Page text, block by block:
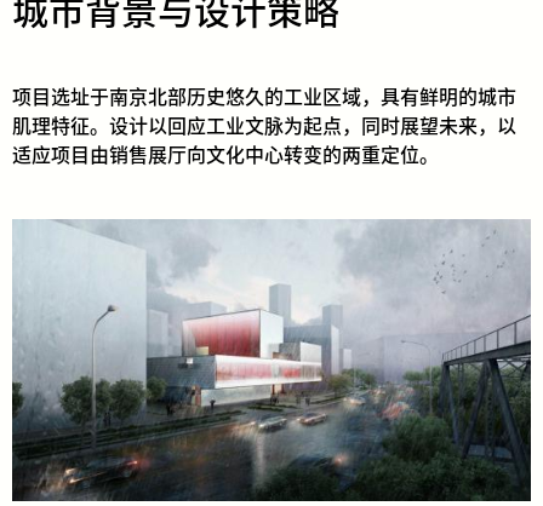
城市背景与设计策略
项目选址于南京北部历史悠久的工业区域，具有鲜明的城市
肌理特征。设计以回应工业文脉为起点，同时展望未来，以
适应项目由销售展厅向文化中心转变的两重定位。